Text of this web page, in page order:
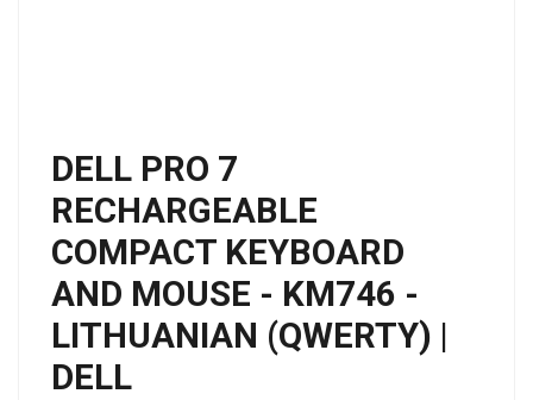
DELL PRO 7
RECHARGEABLE
COMPACT KEYBOARD
AND MOUSE - KM746 -
LITHUANIAN (QWERTY) |
DELL